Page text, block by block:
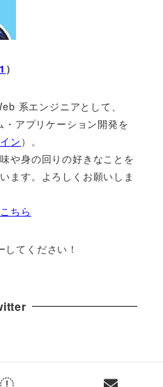
）
系エンジニアとして、
アプリケーション開発を
ン）。
や身の回りの好きなことを
ます。よろしくお願いしま
ちら
てください！